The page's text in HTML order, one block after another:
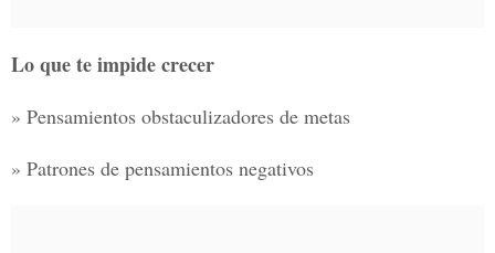
Lo que te impide crecer
» Pensamientos obstaculizadores de metas
» Patrones de pensamientos negativos